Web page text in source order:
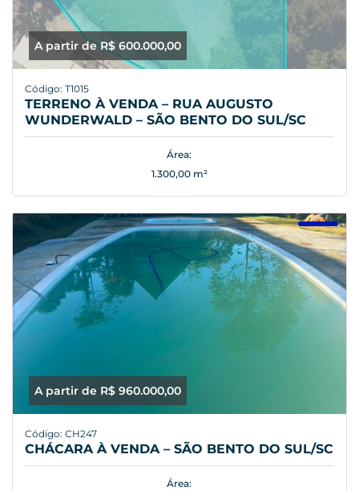
A partir de R$ 600.000,00
Código: T1015
TERRENO À VENDA – RUA AUGUSTO
WUNDERWALD – SÃO BENTO DO SUL/SC
Área:
1.300,00 m²
A partir de R$ 960.000,00
Código: CH247
CHÁCARA À VENDA – SÃO BENTO DO SUL/SC
Área: